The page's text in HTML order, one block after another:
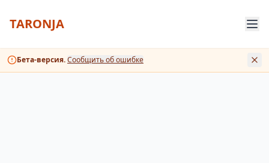
TARONJA
Бета-версия.Сообщить об ошибке